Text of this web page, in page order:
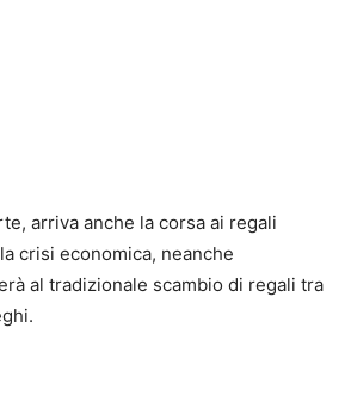
arriva anche la corsa ai regali
crisi economica, neanche
al tradizionale scambio di regali tra